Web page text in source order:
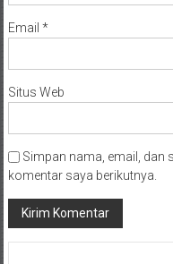
Email *
Situs Web
Simpan nama, email, dan
komentar saya berikutnya.